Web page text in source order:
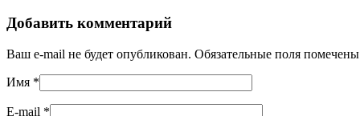
Добавить комментарий
Ваш e-mail не будет опубликован. Обязательные поля помечены
Имя *
E-mail *